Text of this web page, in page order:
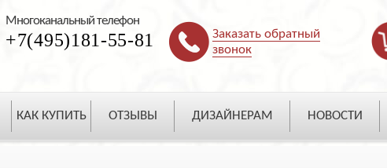
Многоканальный телефон
+7(495)181-55-81
Заказать обратный
звонок
КАК КУПИТЬ ОТЗЫВЫ ДИЗАЙНЕРАМ НОВОСТИ